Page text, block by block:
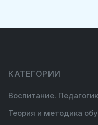
КАТЕГОРИИ
Воспитание.
Теория и методика